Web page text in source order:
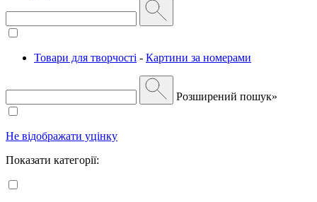
Товари для творчості - Картини за номерами
Розширений пошук»
Не відображати уцінку
Показати категорії: